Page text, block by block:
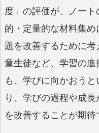
度」の評価が、ノー
的・定量的な材料集
題を改善するために
童生徒など、学習の
も、学びに向かおう
り、学びの過程や成
を改善することが期待